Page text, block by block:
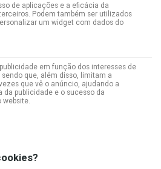
de aplicações e a eficácia da
Podem também ser utilizados
um widget com dados do
em função dos interesses de
que, além disso, limitam a
que vê o anúncio, ajudando a
da publicidade e o sucesso da
website.